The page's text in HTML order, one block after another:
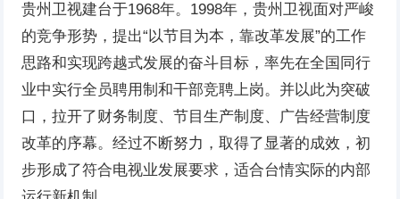
贵州卫视建台于1968年。1998年，贵州卫视面对严峻
的竞争形势，提出“以节目为本，靠改革发展”的工作
思路和实现跨越式发展的奋斗目标，率先在全国同行
业中实行全员聘用制和干部竞聘上岗。并以此为突破
口，拉开了财务制度、节目生产制度、广告经营制度
改革的序幕。经过不断努力，取得了显著的成效，初
步形成了符合电视业发展要求，适合台情实际的内部